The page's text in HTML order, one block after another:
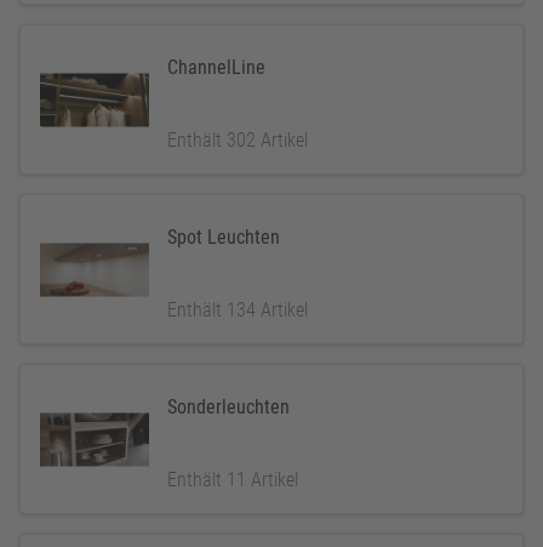
ChannelLine
Enthält 302 Artikel
Spot Leuchten
Enthält 134 Artikel
Sonderleuchten
Enthält 11 Artikel